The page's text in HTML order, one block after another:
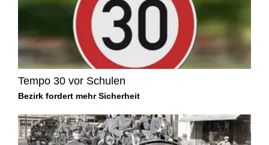
Tempo 30 vor Schulen
Bezirk fordert mehr Sicherheit